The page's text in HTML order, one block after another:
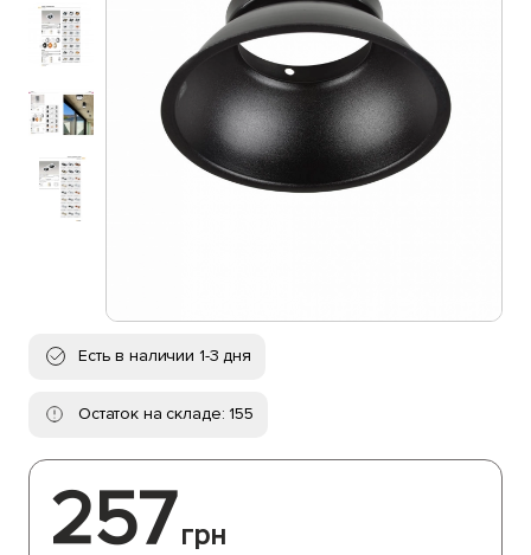
Есть в наличии 1-3 дня
Остаток на складе: 155
257 грн